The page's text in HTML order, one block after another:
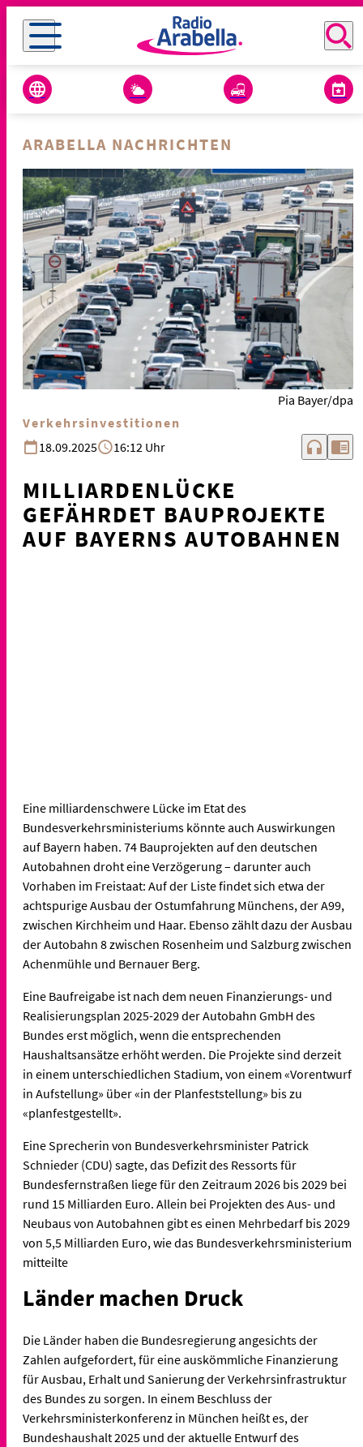
ARABELLA NACHRICHTEN
Pia Bayer/dpa
Verkehrsinvestitionen
18.09.2025
16:12 Uhr headphones chrome_reader_mode
MILLIARDENLÜCKE
GEFÄHRDET BAUPROJEKTE
AUF BAYERNS AUTOBAHNEN
Eine milliardenschwere Lücke im Etat des
Bundesverkehrsministeriums könnte auch Auswirkungen
auf Bayern haben. 74 Bauprojekten auf den deutschen
Autobahnen droht eine Verzögerung – darunter auch
Vorhaben im Freistaat: Auf der Liste findet sich etwa der
achtspurige Ausbau der Ostumfahrung Münchens, der A99,
zwischen Kirchheim und Haar. Ebenso zählt dazu der Ausbau
der Autobahn 8 zwischen Rosenheim und Salzburg zwischen
Achenmühle und Bernauer Berg.
Eine Baufreigabe ist nach dem neuen Finanzierungs- und
Realisierungsplan 2025-2029 der Autobahn GmbH des
Bundes erst möglich, wenn die entsprechenden
Haushaltsansätze erhöht werden. Die Projekte sind derzeit
in einem unterschiedlichen Stadium, von einem «Vorentwurf
in Aufstellung» über «in der Planfeststellung» bis zu
«planfestgestellt».
Eine Sprecherin von Bundesverkehrsminister Patrick
Schnieder (CDU) sagte, das Defizit des Ressorts für
Bundesfernstraßen liege für den Zeitraum 2026 bis 2029 bei
rund 15 Milliarden Euro. Allein bei Projekten des Aus- und
Neubaus von Autobahnen gibt es einen Mehrbedarf bis 2029
von 5,5 Milliarden Euro, wie das Bundesverkehrsministerium
mitteilte
Länder machen Druck
Die Länder haben die Bundesregierung angesichts der
Zahlen aufgefordert, für eine auskömmliche Finanzierung
für Ausbau, Erhalt und Sanierung der Verkehrsinfrastruktur
des Bundes zu sorgen. In einem Beschluss der
Verkehrsministerkonferenz in München heißt es, der
Bundeshaushalt 2025 und der aktuelle Entwurf des